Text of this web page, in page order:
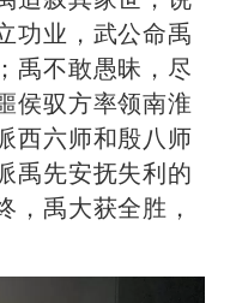
功业，武公命禹
禹不敢愚昧，尽
侯驭方率领南淮
西六师和殷八师
禹先安抚失利的
，禹大获全胜，